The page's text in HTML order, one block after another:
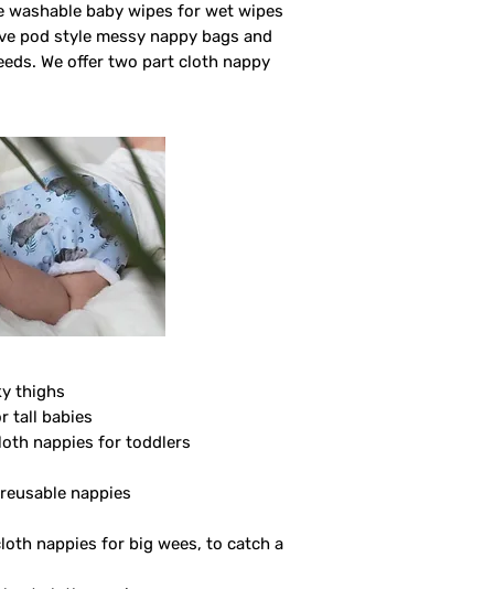
washable baby wipes for wet wipes
pod style messy nappy bags and
We offer two part cloth nappy
thighs
tall babies
nappies for toddlers
nappies
nappies for big wees, to catch a